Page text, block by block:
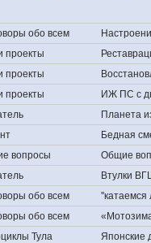
обо всем
проекты
проекты
проекты
ИЖ ПС с
Планета
Бедная
вопросы
Общие
Втулки
обо всем
обо всем
Тула
Японские